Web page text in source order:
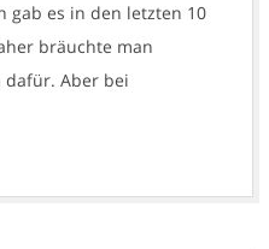
gab es in den letzten 10
bräuchte man
dafür. Aber bei